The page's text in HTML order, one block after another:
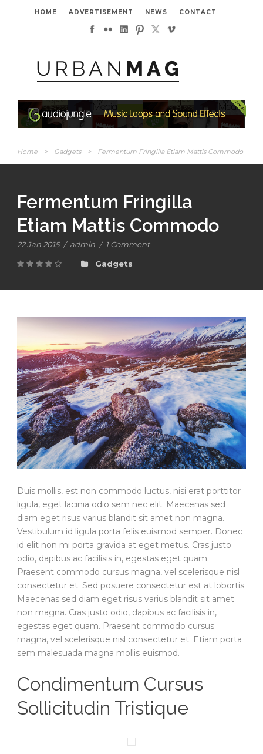
HOME ADVERTISEMENT NEWS CONTACT
Home > Gadgets > Fermentum Fringilla Etiam Mattis Commodo
Fermentum Fringilla
Etiam Mattis Commodo
22 Jan 2015 / admin / 1 Comment
Gadgets
Duis mollis, est non commodo luctus, nisi erat porttitor
ligula, eget lacinia odio sem nec elit. Maecenas sed
diam eget risus varius blandit sit amet non magna.
Vestibulum id ligula porta felis euismod semper. Donec
id elit non mi porta gravida at eget metus. Cras justo
odio, dapibus ac facilisis in, egestas eget quam.
Praesent commodo cursus magna, vel scelerisque nisl
consectetur et. Sed posuere consectetur est at lobortis.
Maecenas sed diam eget risus varius blandit sit amet
non magna. Cras justo odio, dapibus ac facilisis in,
egestas eget quam. Praesent commodo cursus
magna, vel scelerisque nisl consectetur et. Etiam porta
sem malesuada magna mollis euismod.
Condimentum Cursus
Sollicitudin Tristique